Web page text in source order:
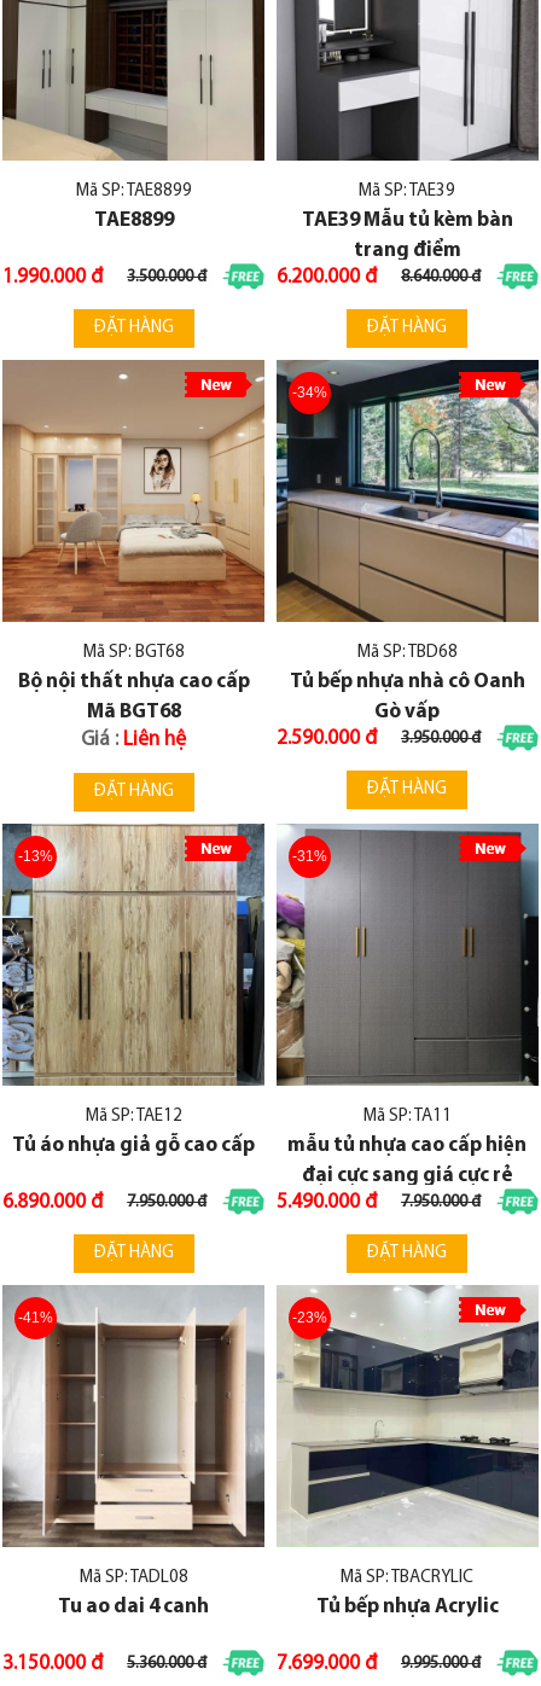
Mã SP: TAE8899
TAE8899
1.990.000 đ 3.500.000 đ
ĐẶT HÀNG
Mã SP: TAE39
TAE39 Mẫu tủ kèm bàn
trang điểm
6.200.000 đ
8.640.000 đ
ĐẶT HÀNG
Mã SP: BGT68
Bộ nội thất nhựa cao cấp
Mã BGT68
Giá : Liên hệ
ĐẶT HÀNG
Mã SP: TBD68
Tủ bếp nhựa nhà cô Oanh
Gò vấp
2.590.000 đ
3.950.000 đ
-34%
ĐẶT HÀNG
Mã SP: TAE12
Tủ áo nhựa giả gỗ cao cấp
6.890.000 đ 7.950.000 đ
-13%
ĐẶT HÀNG
Mã SP: TA11
mẫu tủ nhựa cao cấp hiện
đại cực sang giá cực rẻ
5.490.000 đ
7.950.000 đ
-31%
ĐẶT HÀNG
Mã SP: TADL08
Tu ao dai 4 canh
3.150.000 đ 5.360.000 đ
-41%
Mã SP: TBACRYLIC
Tủ bếp nhựa Acrylic
7.699.000 đ 9.995.000 đ
-23%